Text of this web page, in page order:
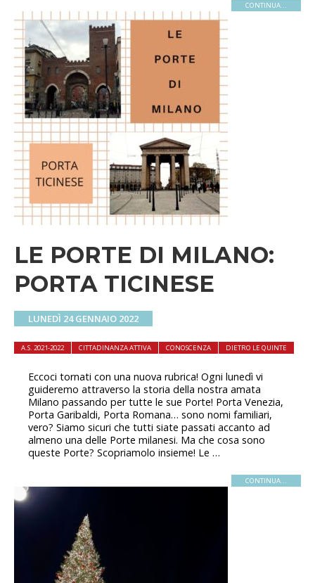
CONTINUA...
LE PORTE DI MILANO:
PORTA TICINESE
LUNEDÌ 24 GENNAIO 2022
A.S. 2021-2022 CITTADINANZA ATTIVA CONOSCENZA DIETRO LE QUINTE
Eccoci tornati con una nuova rubrica! Ogni lunedì vi
guideremo attraverso la storia della nostra amata
Milano passando per tutte le sue Porte! Porta Venezia,
Porta Garibaldi, Porta Romana… sono nomi familiari,
vero? Siamo sicuri che tutti siate passati accanto ad
almeno una delle Porte milanesi. Ma che cosa sono
queste Porte? Scopriamolo insieme! Le …
CONTINUA...